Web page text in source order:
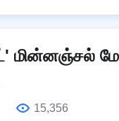
மின்னஞ்சல்
15,356